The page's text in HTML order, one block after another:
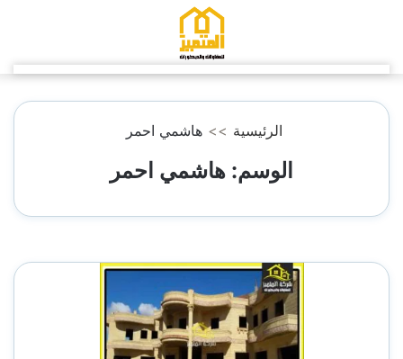
المحتوى
الرئيسية >> هاشمي احمر
الوسم: هاشمي احمر